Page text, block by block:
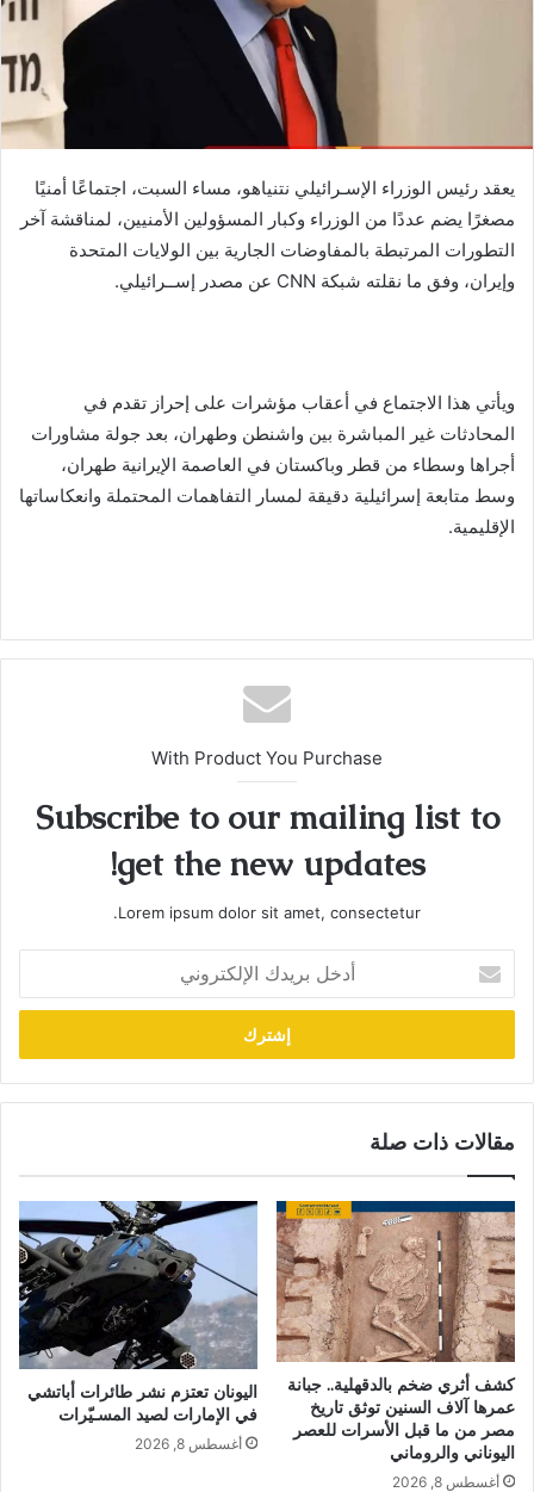
يعقد رئيس الوزراء الإسـرائيلي نتنياهو، مساء السبت، اجتماعًا أمنيًا
مصغرًا يضم عددًا من الوزراء وكبار المسؤولين الأمنيين، لمناقشة آخر
التطورات المرتبطة بالمفاوضات الجارية بين الولايات المتحدة
وإيران، وفق ما نقلته شبكة CNN عن مصدر إســرائيلي.
ويأتي هذا الاجتماع في أعقاب مؤشرات على إحراز تقدم في
المحادثات غير المباشرة بين واشنطن وطهران، بعد جولة مشاورات
أجراها وسطاء من قطر وباكستان في العاصمة الإيرانية طهران،
وسط متابعة إسرائيلية دقيقة لمسار التفاهمات المحتملة وانعكاساتها
الإقليمية.
With Product You Purchase
Subscribe to our mailing list to
get the new updates!
Lorem ipsum dolor sit amet, consectetur.
بريدك
الإلكتروني
مقالات ذات صلة
كشف أثري ضخم بالدقهلية.. جبانة
عمرها آلاف السنين توثق تاريخ
مصر من ما قبل الأسرات للعصر
اليوناني والروماني
أغسطس 8, 2026
اليونان تعتزم نشر طائرات أباتشي
في الإمارات لصيد المسـيّرات
أغسطس 8, 2026